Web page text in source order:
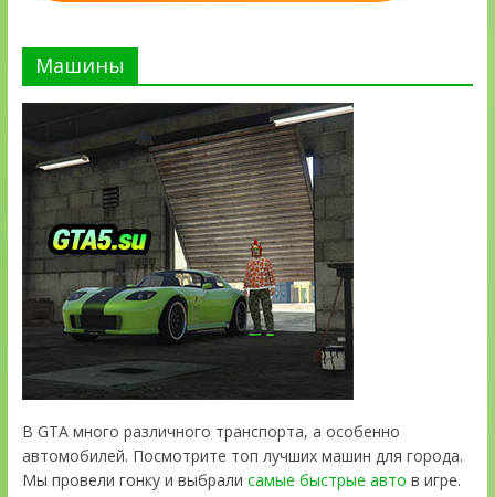
Машины
В GTA много различного транспорта, а особенно
автомобилей. Посмотрите топ лучших машин для города.
Мы провели гонку и выбрали самые быстрые авто в игре.